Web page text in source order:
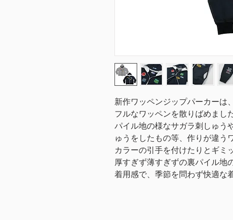
新作ワッペンジップパーカーは
フルなワッペンを散りばめました
パイル地の様なサガラ刺しゅう
ゅうをしたもの等、作りが違う
カラーの引手を付けたりとギミ
厚すぎず薄すぎずの裏パイル地
着用感で、季節を問わず快適な